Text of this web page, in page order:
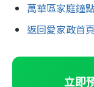
萬華區家庭鐘
返回愛家政首頁
立即